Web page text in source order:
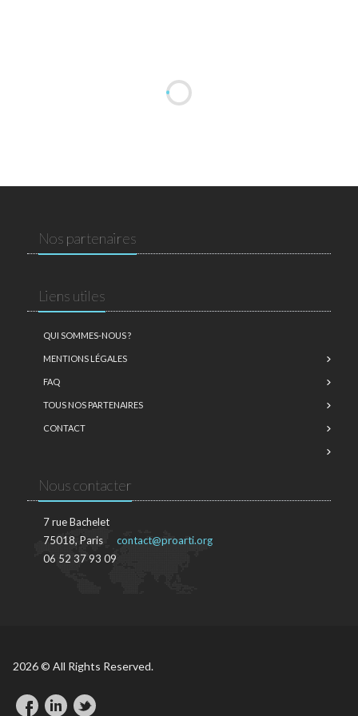
Nos partenaires
Liens utiles
QUI SOMMES-NOUS ?
MENTIONS LÉGALES
FAQ
TOUS NOS PARTENAIRES
CONTACT
Nous contacter
7 rue Bachelet
75018, Paris
06 52 37 93 09
contact@proarti.org
2026 © All Rights Reserved.